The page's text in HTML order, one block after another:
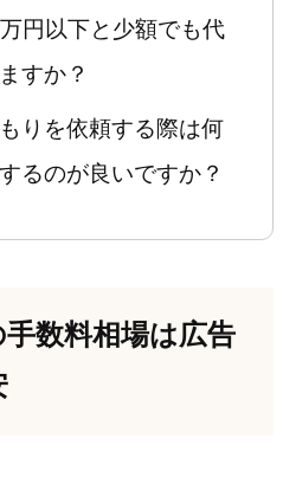
円以下と少額でも代
すか？
りを依頼する際は何
るのが良いですか？
数料相場は広告